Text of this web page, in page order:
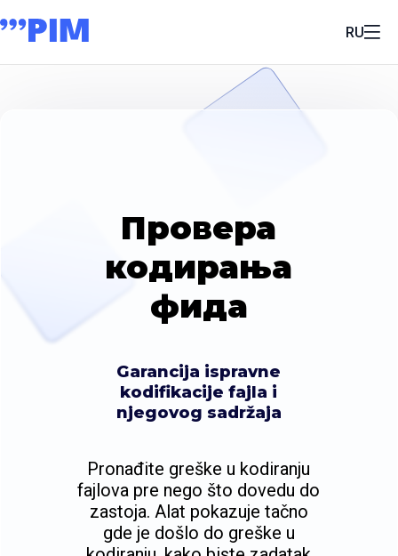
RU
Провера
кодирања
фида
Garancija ispravne
kodifikacije fajla i
njegovog sadržaja
Pronađite greške u kodiranju
fajlova pre nego što dovedu do
zastoja. Alat pokazuje tačno
gde je došlo do greške u